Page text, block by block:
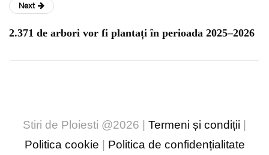
Next
2.371 de arbori vor fi plantați în perioada 2025–2026
Stiri de Ploiesti @2026 | Termeni și condiții |
Politica cookie | Politica de confidențialitate